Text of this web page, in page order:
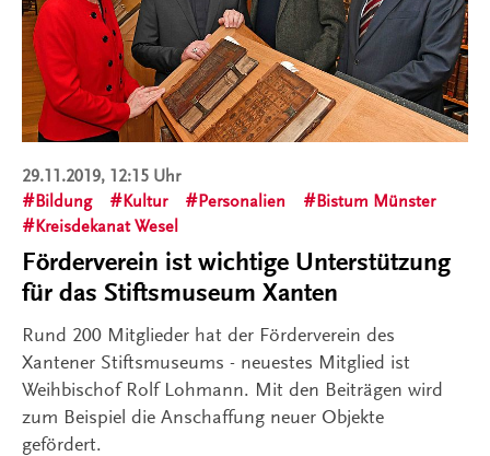
29.11.2019, 12:15 Uhr
Bildung
Kultur Personalien
Bistum Münster
Kreisdekanat Wesel
Förderverein ist wichtige Unterstützung
für das Stiftsmuseum Xanten
Rund 200 Mitglieder hat der Förderverein des
Xantener Stiftsmuseums - neuestes Mitglied ist
Weihbischof Rolf Lohmann. Mit den Beiträgen wird
zum Beispiel die Anschaffung neuer Objekte
gefördert.